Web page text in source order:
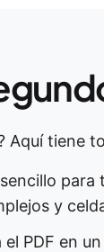
Aquí tiene
para
y
PDF en